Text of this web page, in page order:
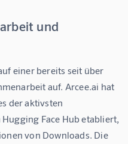
und
einer bereits seit über
auf. Arcee.ai hat
der aktivsten
Face Hub etabliert,
von Downloads. Die